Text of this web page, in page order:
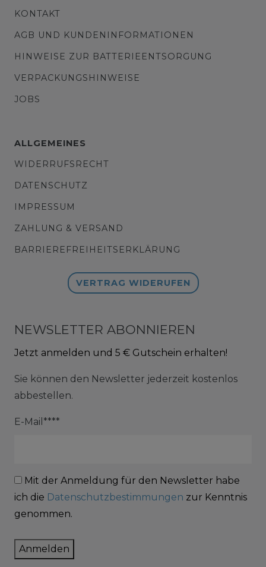
KONTAKT
AGB UND KUNDENINFORMATIONEN
HINWEISE ZUR BATTERIEENTSORGUNG
VERPACKUNGSHINWEISE
JOBS
ALLGEMEINES
WIDERRUFSRECHT
DATENSCHUTZ
IMPRESSUM
ZAHLUNG & VERSAND
BARRIEREFREIHEITSERKLÄRUNG
VERTRAG WIDERUFEN
NEWSLETTER ABONNIEREN
Jetzt anmelden und 5 € Gutschein erhalten!
Sie können den Newsletter jederzeit kostenlos
abbestellen.
E-Mail****
Mit der Anmeldung für den Newsletter habe
ich die Datenschutzbestimmungen zur Kenntnis
genommen.
Anmelden